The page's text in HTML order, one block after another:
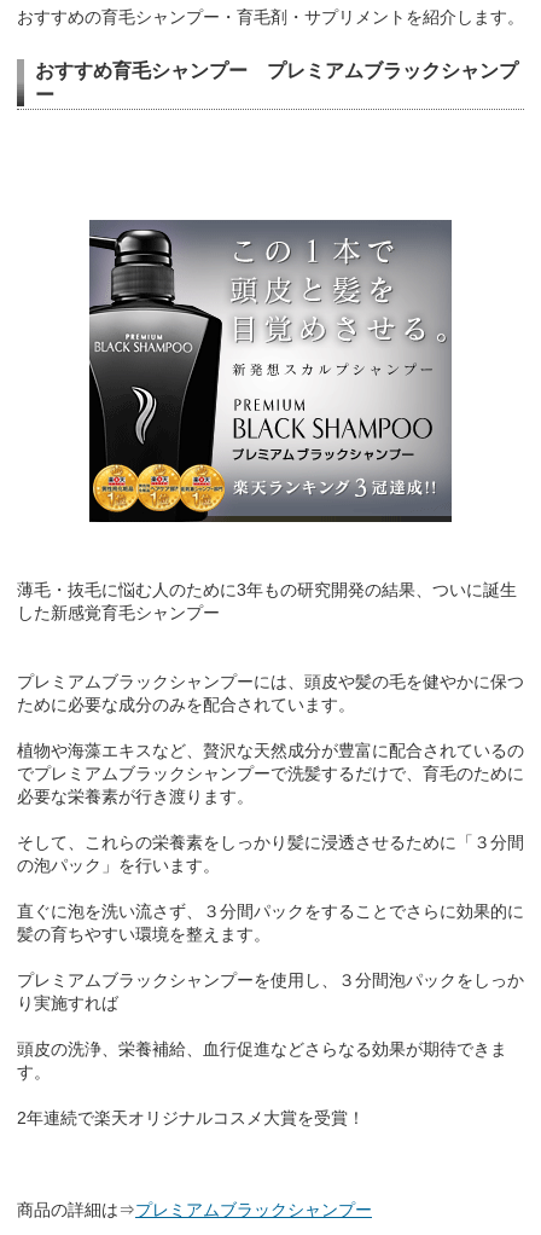
おすすめの育毛シャンプー・育毛剤・サプリメントを紹介します。
おすすめ育毛シャンプー プレミアムブラックシャンプ
ー
薄毛・抜毛に悩む人のために3年もの研究開発の結果、ついに誕生
した新感覚育毛シャンプー
プレミアムブラックシャンプーには、頭皮や髪の毛を健やかに保つ
ために必要な成分のみを配合されています。
植物や海藻エキスなど、贅沢な天然成分が豊富に配合されているの
でプレミアムブラックシャンプーで洗髪するだけで、育毛のために
必要な栄養素が行き渡ります。
そして、これらの栄養素をしっかり髪に浸透させるために「３分間
の泡パック」を行います。
直ぐに泡を洗い流さず、３分間パックをすることでさらに効果的に
髪の育ちやすい環境を整えます。
プレミアムブラックシャンプーを使用し、３分間泡パックをしっか
り実施すれば
頭皮の洗浄、栄養補給、血行促進などさらなる効果が期待できま
す。
2年連続で楽天オリジナルコスメ大賞を受賞！
商品の詳細は⇒プレミアムブラックシャンプー